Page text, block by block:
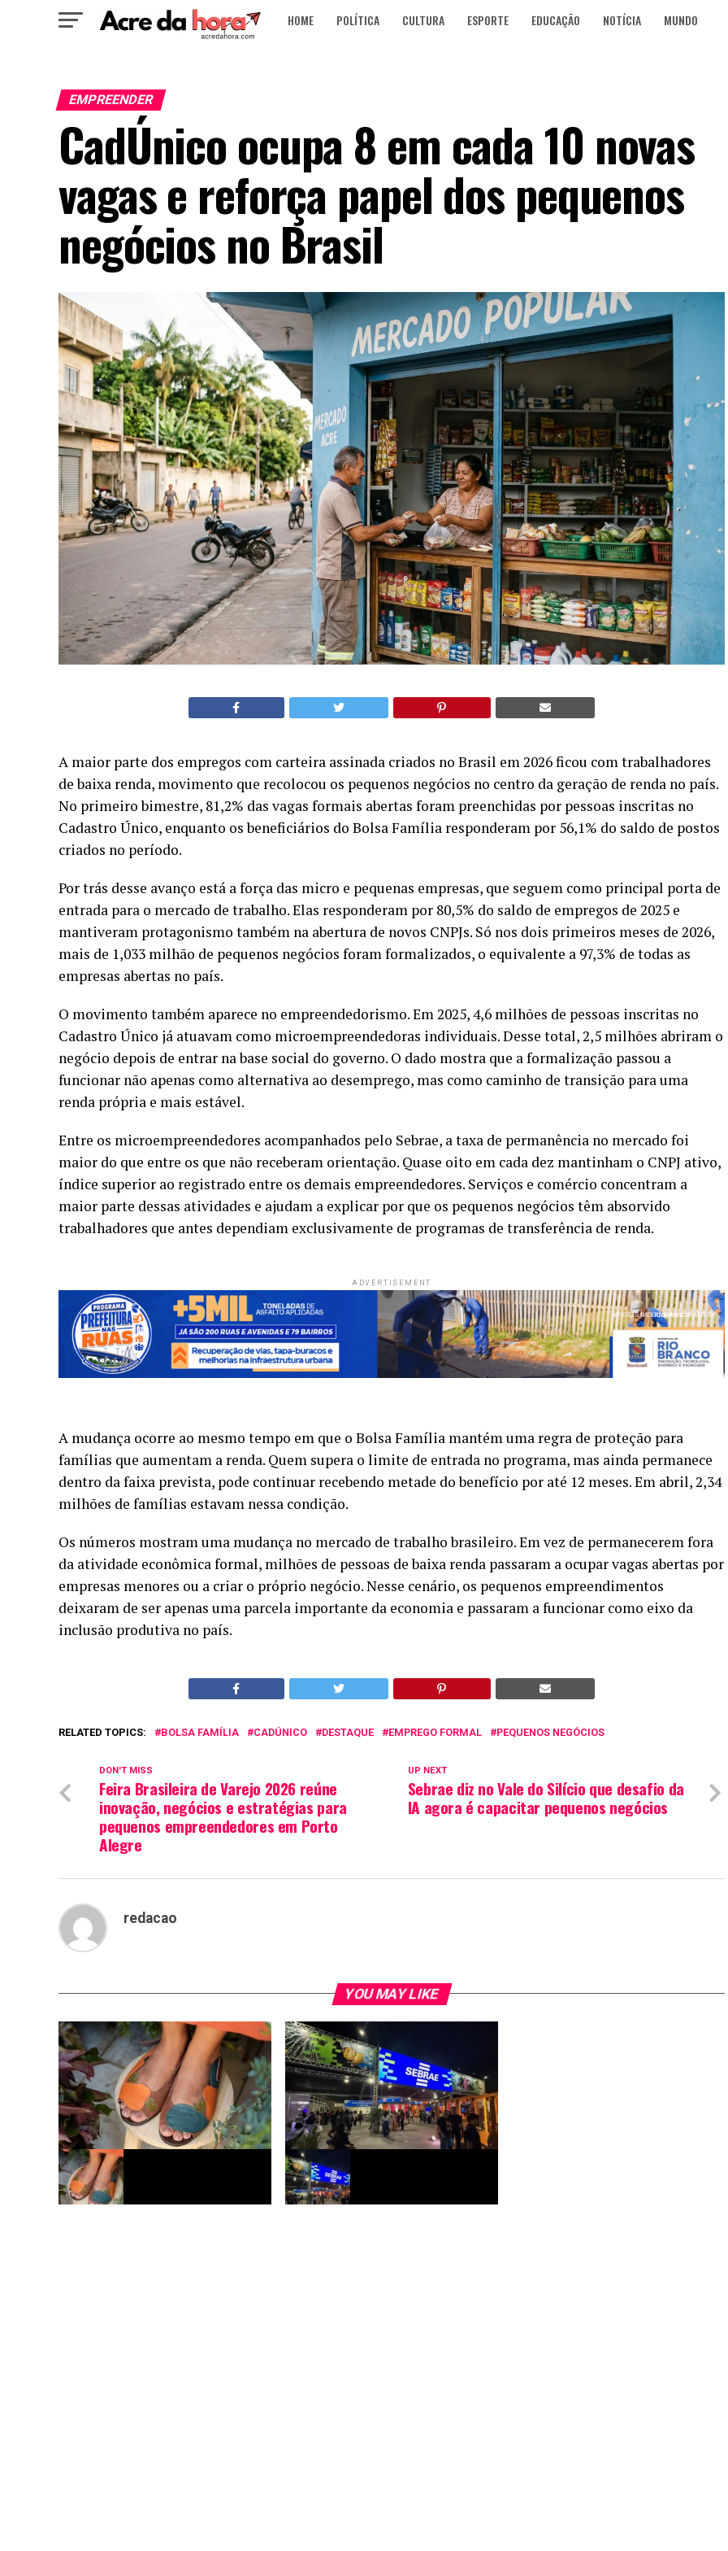
HOME POLÍTICA CULTURA ESPORTE EDUCAÇÃO NOTÍCIA MUNDO
EMPREENDER
CadÚnico ocupa 8 em cada 10 novas
vagas e reforça papel dos pequenos
negócios no Brasil
A maior parte dos empregos com carteira assinada criados no Brasil em 2026 ficou com trabalhadores
de baixa renda, movimento que recolocou os pequenos negócios no centro da geração de renda no país.
No primeiro bimestre, 81,2% das vagas formais abertas foram preenchidas por pessoas inscritas no
Cadastro Único, enquanto os beneficiários do Bolsa Família responderam por 56,1% do saldo de postos
criados no período.
Por trás desse avanço está a força das micro e pequenas empresas, que seguem como principal porta de
entrada para o mercado de trabalho. Elas responderam por 80,5% do saldo de empregos de 2025 e
mantiveram protagonismo também na abertura de novos CNPJs. Só nos dois primeiros meses de 2026,
mais de 1,033 milhão de pequenos negócios foram formalizados, o equivalente a 97,3% de todas as
empresas abertas no país.
O movimento também aparece no empreendedorismo. Em 2025, 4,6 milhões de pessoas inscritas no
Cadastro Único já atuavam como microempreendedoras individuais. Desse total, 2,5 milhões abriram o
negócio depois de entrar na base social do governo. O dado mostra que a formalização passou a
funcionar não apenas como alternativa ao desemprego, mas como caminho de transição para uma
renda própria e mais estável.
Entre os microempreendedores acompanhados pelo Sebrae, a taxa de permanência no mercado foi
maior do que entre os que não receberam orientação. Quase oito em cada dez mantinham o CNPJ ativo,
índice superior ao registrado entre os demais empreendedores. Serviços e comércio concentram a
maior parte dessas atividades e ajudam a explicar por que os pequenos negócios têm absorvido
trabalhadores que antes dependiam exclusivamente de programas de transferência de renda.
ADVERTISEMENT
A mudança ocorre ao mesmo tempo em que o Bolsa Família mantém uma regra de proteção para
famílias que aumentam a renda. Quem supera o limite de entrada no programa, mas ainda permanece
dentro da faixa prevista, pode continuar recebendo metade do benefício por até 12 meses. Em abril, 2,34
milhões de famílias estavam nessa condição.
Os números mostram uma mudança no mercado de trabalho brasileiro. Em vez de permanecerem fora
da atividade econômica formal, milhões de pessoas de baixa renda passaram a ocupar vagas abertas por
empresas menores ou a criar o próprio negócio. Nesse cenário, os pequenos empreendimentos
deixaram de ser apenas uma parcela importante da economia e passaram a funcionar como eixo da
inclusão produtiva no país.
RELATED TOPICS: BOLSA FAMÍLIA CADÚNICO DESTAQUE EMPREGO FORMAL PEQUENOS NEGÓCIOS
UP NEXT
Sebrae diz no Vale do Silício que desafio da
IA agora é capacitar pequenos negócios
DON'T MISS
Feira Brasileira de Varejo 2026 reúne
inovação, negócios e estratégias para
pequenos empreendedores em Porto
Alegre
redacao
YOU MAY LIKE